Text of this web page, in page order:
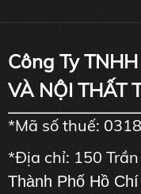
Công Ty
VÀ NỘI THẤT
*Mã số thuế:
*Địa chỉ: 150
Thành Phố Hồ